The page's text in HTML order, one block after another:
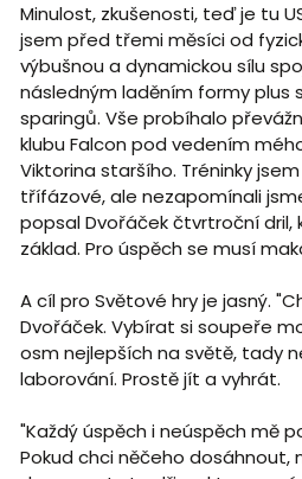
Minulost, zkušenosti, teď je tu
jsem před třemi měsíci od
výbušnou a dynamickou sílu
následným laděním formy plus
sparingů. Vše probíhalo
klubu Falcon pod vedením
Viktorina staršího. Tréninky
třífázové, ale nezapomínali
popsal Dvořáček čtvrtroční dril,
základ. Pro úspěch se musí
A cíl pro Světové hry je jasný.
Dvořáček. Vybírat si soupeře
osm nejlepších na světě, tady
laborování. Prostě jít a vyhrát.
"Každý úspěch i neúspěch mě
Pokud chci něčeho dosáhnout,